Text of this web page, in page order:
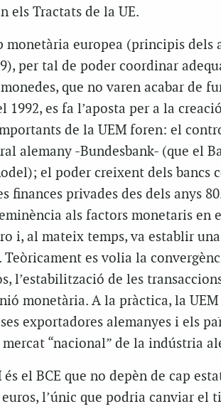
els Tractats de la UE.
monetària europea (principis dels
per tal de poder coordinar
que no varen acabar de
es fa l’aposta per a la
de la UEM foren: el
alemany -Bundesbank- (que el
el poder creixent dels bancs
privades des dels anys
als factors monetaris en
i, al mateix temps, va establir
es volia la
l’estabilització de les
monetària. A la pràctica, la UEM
exportadores alemanyes i els
“nacional” de la indústria
el BCE que no depèn de cap
l’únic que podria canviar el